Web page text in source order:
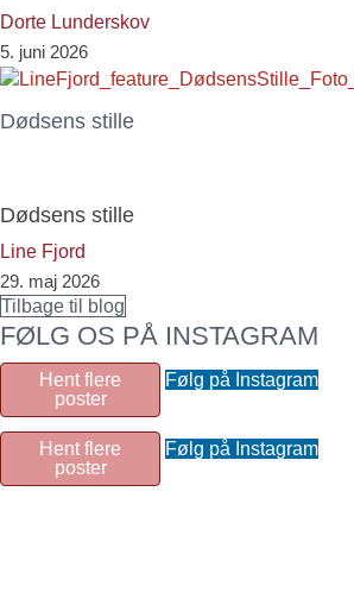
Dorte Lunderskov
5. juni 2026
Dødsens stille
Dødsens stille
Line Fjord
29. maj 2026
Tilbage til blog
FØLG OS PÅ INSTAGRAM
Hent flere
poster
Følg på Instagram
Hent flere
poster
Følg på Instagram